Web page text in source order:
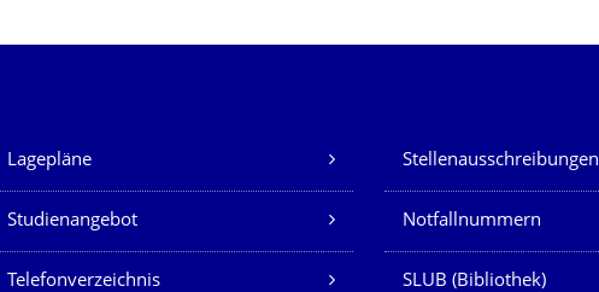
Unsere Dienste
Lagepläne Stellenausschreibungen
Studienangebot Notfallnummern
Telefonverzeichnis SLUB (Bibliothek)